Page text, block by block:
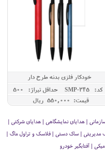
خودکار فلزی بدنه طرح دار
کد: SMP-345
حداقل تيراژ: 500
قیمت: 550,000 ريال
| هدایای نمایشگاهی | هدایای شرکتی |
| ساک دستی | فلاسک و تراول ماگ |
| آفتابگیر خودرو